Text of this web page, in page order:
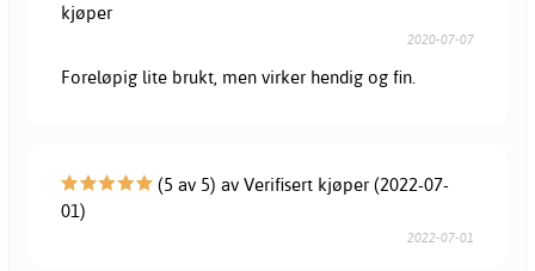
kjøper
2020-07-07
Foreløpig lite brukt, men virker hendig og fin.
(5 av 5) av Verifisert kjøper (2022-07-
01)
2022-07-01